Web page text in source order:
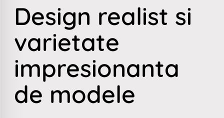
Design realist si
varietate
impresionanta
de modele